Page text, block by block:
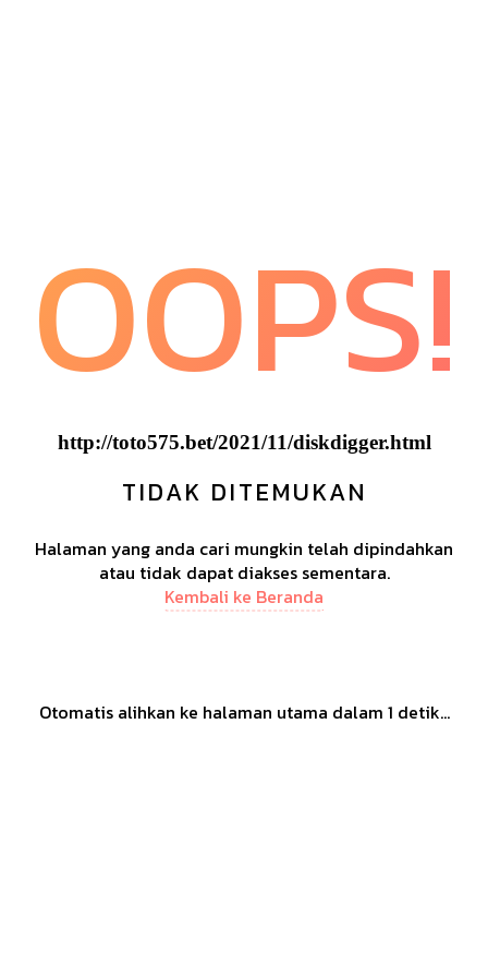
OOPS!
http://toto575.bet/2021/11/diskdigger.html
TIDAK DITEMUKAN
Halaman yang anda cari mungkin telah dipindahkan
atau tidak dapat diakses sementara.
Kembali ke Beranda
Otomatis alihkan ke halaman utama dalam 1 detik...